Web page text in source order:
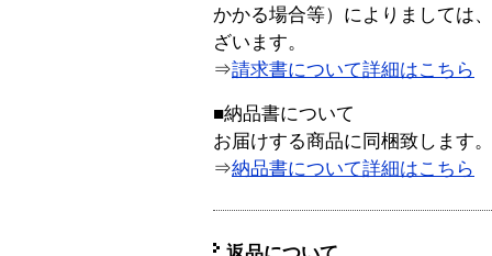
かかる場合等）によりましては
ざいます。
⇒請求書について詳細はこちら
■納品書について
お届けする商品に同梱致します。
⇒納品書について詳細はこちら